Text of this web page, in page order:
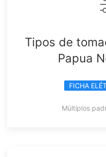
Tipos de
Papua
FICHA
Múltiplos